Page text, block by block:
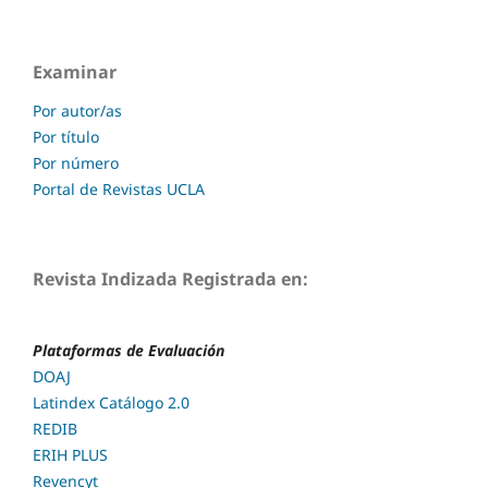
Examinar
Por autor/as
Por título
Por número
Portal de Revistas UCLA
Revista Indizada Registrada en:
Plataformas de Evaluación
DOAJ
Latindex Catálogo 2.0
REDIB
ERIH PLUS
Revencyt